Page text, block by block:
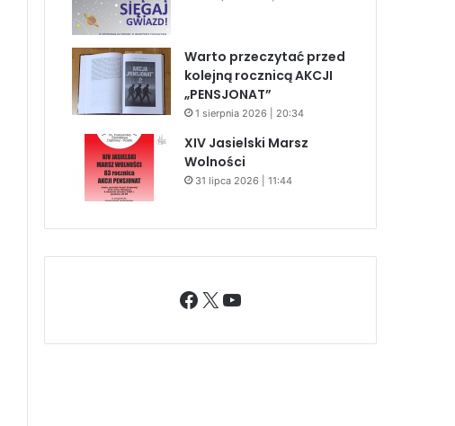
Warto przeczytać przed
kolejną rocznicą AKCJI
„PENSJONAT”
1 sierpnia 2026 | 20:34
XIV Jasielski Marsz
Wolności
31 lipca 2026 | 11:44
Facebook
X YouTube